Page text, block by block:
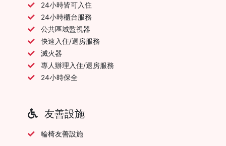
24小時皆可入住
24小時櫃台服務
公共區域監視器
快速入住/退房服務
滅火器
專人辦理入住/退房服務
24小時保全
友善設施
輪椅友善設施